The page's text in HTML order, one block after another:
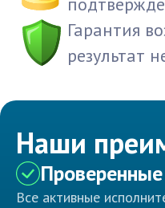
Гарантия
результат
Наши
Все активные